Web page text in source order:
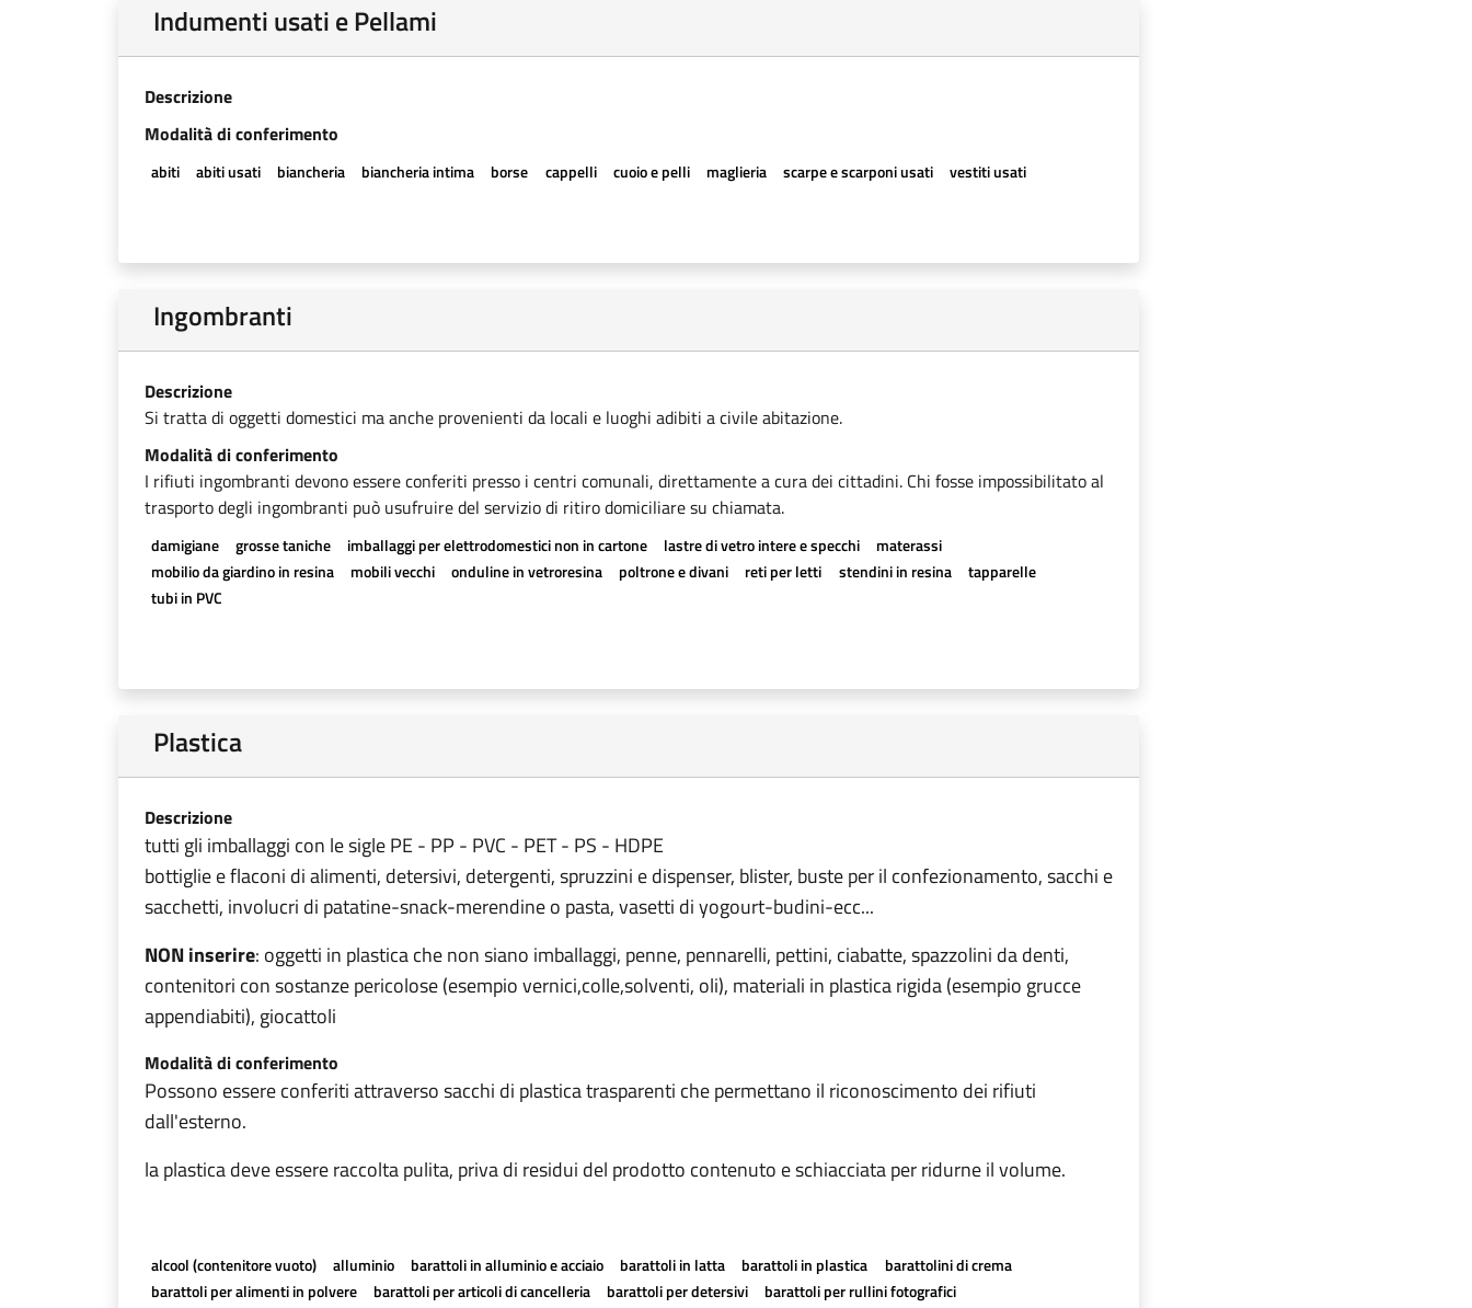
Indumenti usati e Pellami
Descrizione
Modalità di conferimento
abiti abiti usati biancheria biancheria intima borse cappelli cuoio e pelli maglieria scarpe e scarponi usati vestiti usati
Ingombranti
Descrizione
Si tratta di oggetti domestici ma anche provenienti da locali e luoghi adibiti a civile abitazione.
Modalità di conferimento
I rifiuti ingombranti devono essere conferiti presso i centri comunali, direttamente a cura dei cittadini. Chi fosse impossibilitato al
trasporto degli ingombranti può usufruire del servizio di ritiro domiciliare su chiamata.
damigiane grosse taniche imballaggi per elettrodomestici non in cartone lastre di vetro intere e specchi
materassi
mobilio da giardino in resina
mobili vecchi onduline in vetroresina poltrone e divani reti per letti stendini in resina
tapparelle
tubi in PVC
Plastica
Descrizione
tutti gli imballaggi con le sigle PE - PP - PVC - PET - PS - HDPE
bottiglie e flaconi di alimenti, detersivi, detergenti, spruzzini e dispenser, blister, buste per il confezionamento, sacchi e
sacchetti, involucri di patatine-snack-merendine o pasta, vasetti di yogourt-budini-ecc...
NON inserire: oggetti in plastica che non siano imballaggi, penne, pennarelli, pettini, ciabatte, spazzolini da denti,
contenitori con sostanze pericolose (esempio vernici,colle,solventi, oli), materiali in plastica rigida (esempio grucce
appendiabiti), giocattoli
Modalità di conferimento
Possono essere conferiti attraverso sacchi di plastica trasparenti che permettano il riconoscimento dei rifiuti
dall'esterno.
la plastica deve essere raccolta pulita, priva di residui del prodotto contenuto e schiacciata per ridurne il volume.
alcool (contenitore vuoto) alluminio barattoli in alluminio e acciaio barattoli in latta barattoli in plastica
barattolini di crema
barattoli per alimenti in polvere
barattoli per articoli di cancelleria barattoli per detersivi
barattoli per rullini fotografici